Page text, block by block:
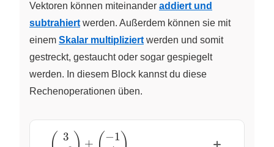
Vektoren können miteinander addiert und
subtrahiertwerden. Außerdem können sie mit
einem Skalar multipliziertwerden und somit
gestreckt, gestaucht oder sogar gespiegelt
werden. In diesem Block kannst du diese
Rechenoperationen üben.
\begin{pmatrix} 3
3
+
−1